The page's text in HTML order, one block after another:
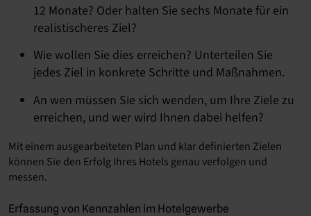
12 Monate? Oder halten Sie sechs Monate für ein
realistischeres Ziel?
Wie wollen Sie dies erreichen? Unterteilen Sie
jedes Ziel in konkrete Schritte und Maßnahmen.
An wen müssen Sie sich wenden, um Ihre Ziele zu
erreichen, und wer wird Ihnen dabei helfen?
Mit einem ausgearbeiteten Plan und klar definierten Zielen
können Sie den Erfolg Ihres Hotels genau verfolgen und
messen.
Erfassung von Kennzahlen im Hotelgewerbe